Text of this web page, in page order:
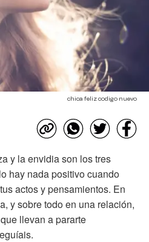
chica feliz codigo nuevo
y la envidia son los tres
hay nada positivo cuando
actos y pensamientos. En
y sobre todo en una relación,
llevan a pararte